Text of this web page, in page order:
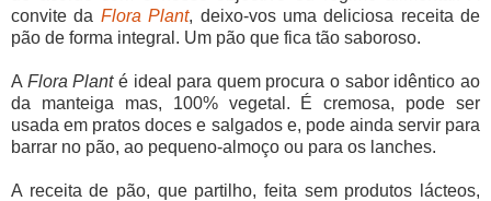
convite da Flora Plant, deixo-vos uma deliciosa receita de
pão de forma integral. Um pão que fica tão saboroso.
A Flora Planté ideal para quem procura o sabor idêntico ao
da manteiga mas, 100% vegetal. É cremosa, pode ser
usada em pratos doces e salgados e, pode ainda servir para
barrar no pão, ao pequeno-almoço ou para os lanches.
A receita de pão, que partilho, feita sem produtos lácteos,